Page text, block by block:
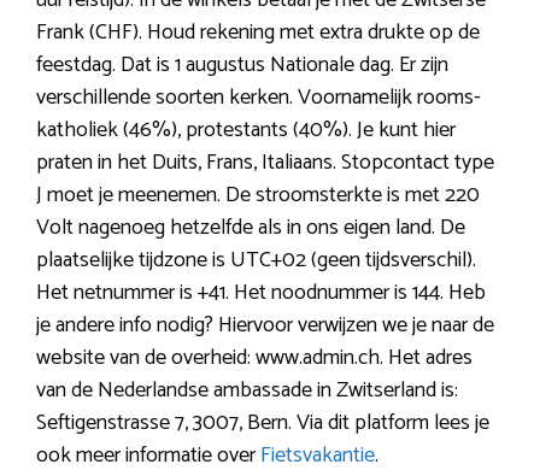
Frank (CHF). Houd rekening met extra drukte op de
feestdag. Dat is 1 augustus Nationale dag. Er zijn
verschillende soorten kerken. Voornamelijk rooms-
katholiek (46%), protestants (40%). Je kunt hier
praten in het Duits, Frans, Italiaans. Stopcontact type
J moet je meenemen. De stroomsterkte is met 220
Volt nagenoeg hetzelfde als in ons eigen land. De
plaatselijke tijdzone is UTC+02 (geen tijdsverschil).
Het netnummer is +41. Het noodnummer is 144. Heb
je andere info nodig? Hiervoor verwijzen we je naar de
website van de overheid: www.admin.ch. Het adres
van de Nederlandse ambassade in Zwitserland is:
Seftigenstrasse 7, 3007, Bern. Via dit platform lees je
ook meer informatie overFietsvakantie.